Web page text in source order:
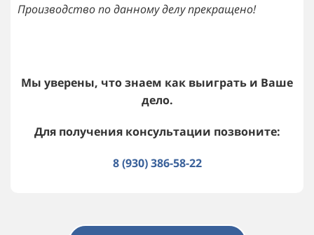
Производство по данному делу прекращено!
Мы уверены, что знаем как выиграть и Ваше
дело.
Для получения консультации позвоните:
8 (930) 386-58-22